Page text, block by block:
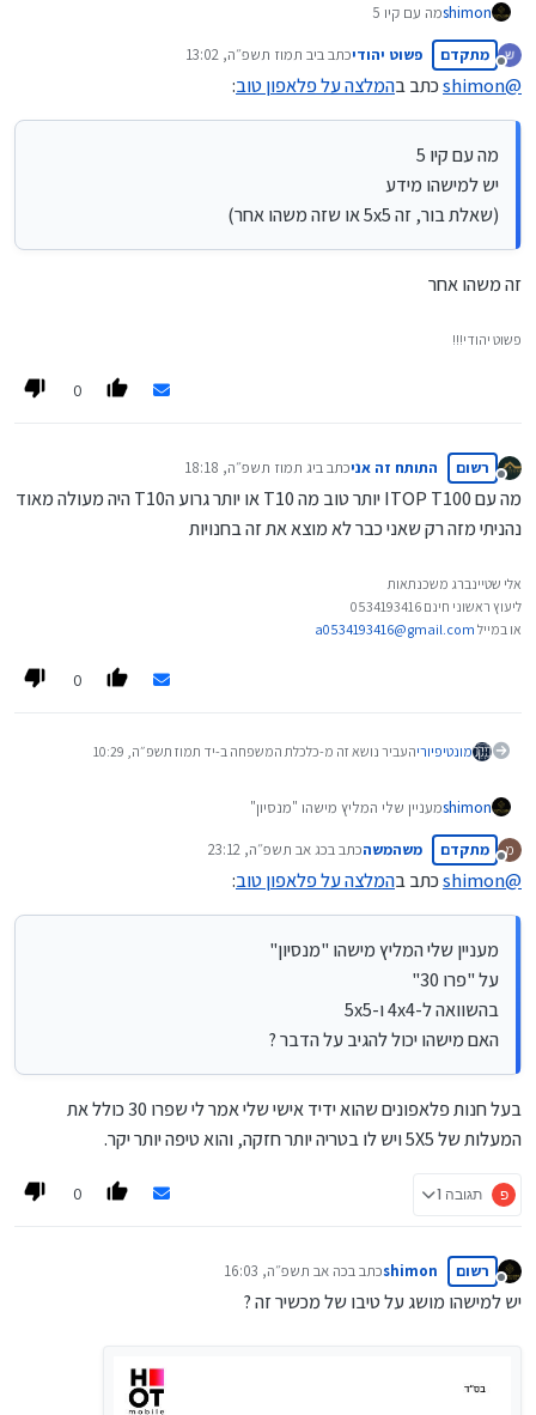
shimonמה עם קיו 5
יש למישהו מידע
(שאלת בור, זה 5x5 או שזה משהו אחר)
מנותק
מתקדם פשוט יהודיכתב ביב תמוז תשפ״ה, 13:02
נערך לאחרונה על ידי
@
shimonכתב בהמלצה על פלאפון טוב:
מה עם קיו 5
יש למישהו מידע
(שאלת בור, זה 5x5 או שזה משהו אחר)
זה משהו אחר
פשוט יהודי!!!
0
מנותק
רשום התותח זה אניכתב ביג תמוז תשפ״ה, 18:18
נערך לאחרונה על ידי
מה עם ITOP T100 יותר טוב מה T10 או יותר גרוע הT10 היה מעולה מאוד
נהניתי מזה רק שאני כבר לא מוצא את זה בחנויות
אלי שטיינברג משכנתאות
ליעוץ ראשוני חינם 0534193416
או במייל a0534193416@gmail.com
0
מונטיפיוריהעביר נושא זה מ-כלכלת המשפחה ב-יד תמוז תשפ״ה, 10:29
shimonמעניין שלי המליץ מישהו "מנסיון"
על "פרו 30"
בהשוואה ל-4x4 ו-5x5
האם מישהו יכול להגיב על הדבר ?
מ
מנותק
מתקדם משהמשהכתב בכג אב תשפ״ה, 23:12
נערך לאחרונה על ידי
@
shimonכתב בהמלצה על פלאפון טוב:
מעניין שלי המליץ מישהו "מנסיון"
על "פרו 30"
בהשוואה ל-4x4 ו-5x5
האם מישהו יכול להגיב על הדבר ?
בעל חנות פלאפונים שהוא ידיד אישי שלי אמר לי שפרו 30 כולל את
המעלות של 5X5 ויש לו בטריה יותר חזקה, והוא טיפה יותר יקר.
פ תגובה 1 0
מנותק
רשום shimonכתב בכה אב תשפ״ה, 16:03
נערך לאחרונה על ידי
יש למישהו מושג על טיבו של מכשיר זה ?